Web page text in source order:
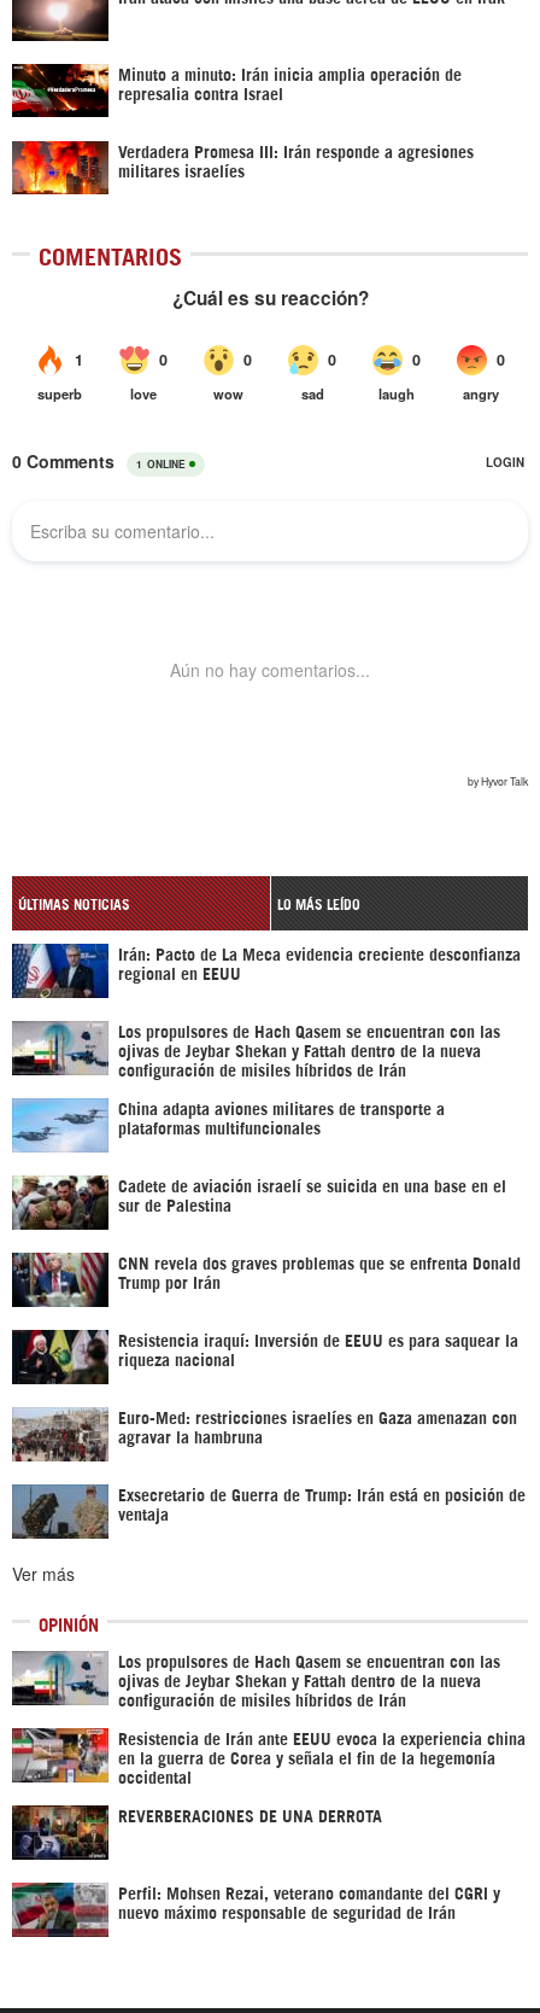
Minuto a minuto: Irán inicia amplia operación de
represalia contra Israel
Verdadera Promesa III: Irán responde a agresiones
militares israelíes
COMENTARIOS
ÚLTIMAS NOTICIAS LO MÁS LEÍDO
Irán: Pacto de La Meca evidencia creciente desconfianza
regional en EEUU
Los propulsores de Hach Qasem se encuentran con las
ojivas de Jeybar Shekan y Fattah dentro de la nueva
configuración de misiles híbridos de Irán
China adapta aviones militares de transporte a
plataformas multifuncionales
Cadete de aviación israelí se suicida en una base en el
sur de Palestina
CNN revela dos graves problemas que se enfrenta Donald
Trump por Irán
Resistencia iraquí: Inversión de EEUU es para saquear la
riqueza nacional
Euro-Med: restricciones israelíes en Gaza amenazan con
agravar la hambruna
Exsecretario de Guerra de Trump: Irán está en posición de
ventaja
Ver más
OPINIÓN
Los propulsores de Hach Qasem se encuentran con las
ojivas de Jeybar Shekan y Fattah dentro de la nueva
configuración de misiles híbridos de Irán
Resistencia de Irán ante EEUU evoca la experiencia china
en la guerra de Corea y señala el fin de la hegemonía
occidental
REVERBERACIONES DE UNA DERROTA
Perfil: Mohsen Rezai, veterano comandante del CGRI y
nuevo máximo responsable de seguridad de Irán